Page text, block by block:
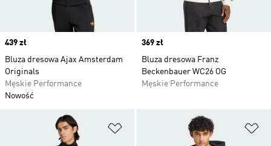
Price
439 zł
Bluza dresowa Ajax Amsterdam
Originals
Męskie Performance
Nowość
Price
369 zł
Bluza dresowa Franz
Beckenbauer WC26 OG
Męskie Performance
Dodaj do listy życzeń